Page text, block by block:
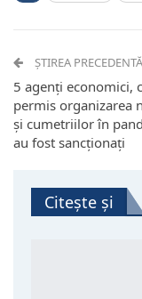
ȘTIREA PRECEDENTĂ
5 agenţi economici,
permis organizarea
şi cumetriilor în
au fost sancţionaţi
Citește și